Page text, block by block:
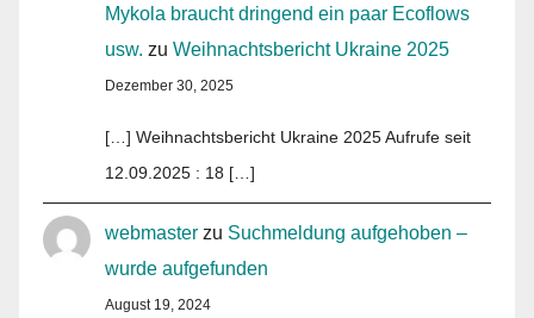
Mykola braucht dringend ein paar Ecoflows
usw. zu Weihnachtsbericht Ukraine 2025
Dezember 30, 2025
[…] Weihnachtsbericht Ukraine 2025 Aufrufe seit
12.09.2025 : 18 […]
webmaster zu Suchmeldung aufgehoben –
wurde aufgefunden
August 19, 2024